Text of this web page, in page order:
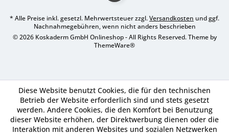
* Alle Preise inkl. gesetzl. Mehrwertsteuer zzgl.Versandkosten und ggf.
Nachnahmegebühren, wenn nicht anders beschrieben
© 2026 Koskaderm GmbH Onlineshop - All Rights Reserved. Theme by
ThemeWare®
Diese Website benutzt Cookies, die für den technischen
Betrieb der Website erforderlich sind und stets gesetzt
werden. Andere Cookies, die den Komfort bei Benutzung
dieser Website erhöhen, der Direktwerbung dienen oder die
Interaktion mit anderen Websites und sozialen Netzwerken